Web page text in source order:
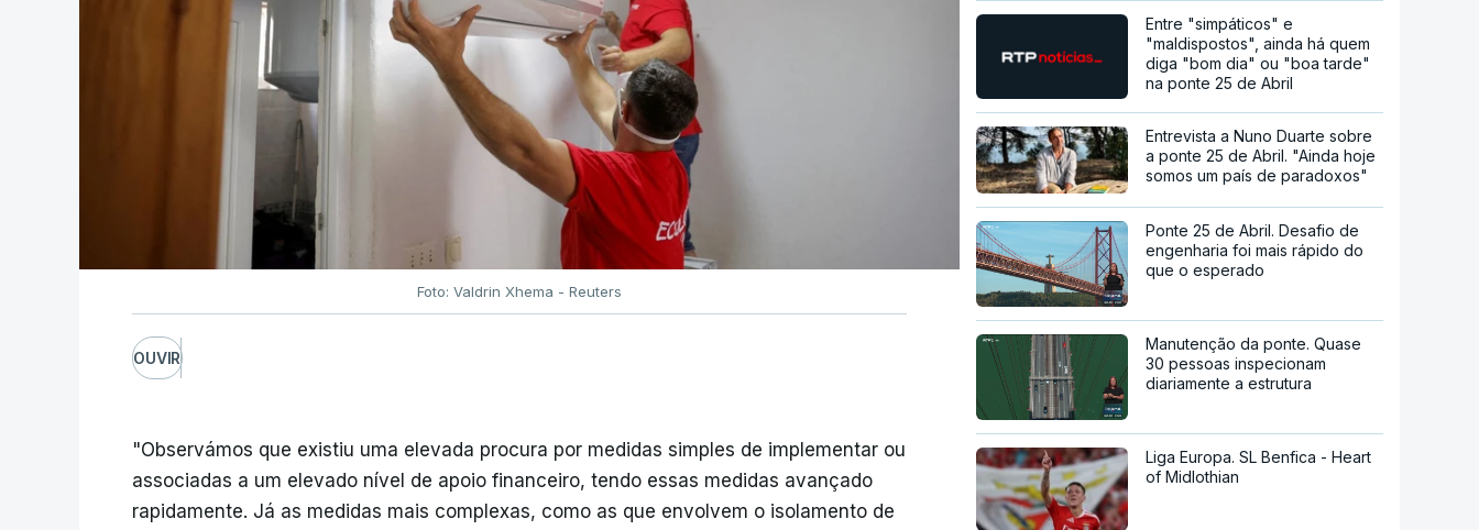
Foto: Valdrin Xhema - Reuters
OUVIR
"Observámos que existiu uma elevada procura por medidas simples de implementar ou
associadas a um elevado nível de apoio financeiro, tendo essas medidas avançado
rapidamente. Já as medidas mais complexas, como as que envolvem o isolamento de
Entre "simpáticos" e
"maldispostos", ainda há quem
diga "bom dia" ou "boa tarde"
na ponte 25 de Abril
Entrevista a Nuno Duarte sobre
a ponte 25 de Abril. "Ainda hoje
somos um país de paradoxos"
Ponte 25 de Abril. Desafio de
engenharia foi mais rápido do
que o esperado
Manutenção da ponte. Quase
30 pessoas inspecionam
diariamente a estrutura
Liga Europa. SL Benfica - Heart
of Midlothian